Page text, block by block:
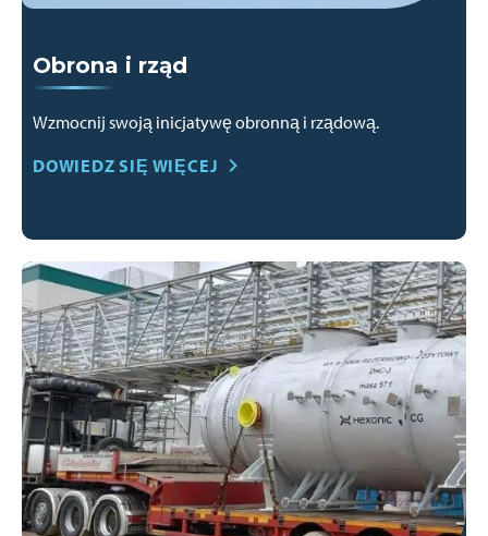
Obrona i rząd
Wzmocnij swoją inicjatywę obronną i rządową.
DOWIEDZ SIĘ WIĘCEJ